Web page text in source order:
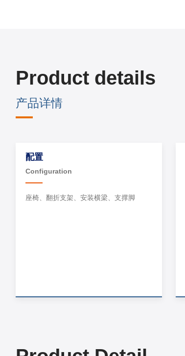
Product details
产品详情
配置
Configuration
座椅、翻折支架、安装横梁、支撑脚